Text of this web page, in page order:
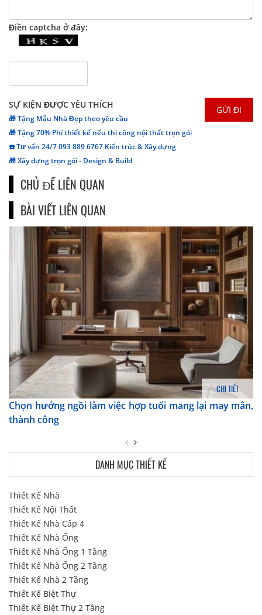
Điền captcha ở đây:
SỰ KIỆN ĐƯỢC YÊU THÍCH
🎁 Tặng Mẫu Nhà Đẹp theo yêu cầu
🎁 Tặng 70% Phí thiết kế nếu thi công nội thất trọn gói
☎️ Tư vấn 24/7 093 889 6767 Kiến trúc & Xây dựng
🎁 Xây dựng trọn gói - Design & Build
CHỦ ĐỀ LIÊN QUAN
BÀI VIẾT LIÊN QUAN
CHI TIẾT
Chọn hướng ngồi làm việc hợp tuổi mang lại may mắn,
thành công
DANH MỤC THIẾT KẾ
Thiết Kế Nhà
Thiết Kế Nội Thất
Thiết Kế Nhà Cấp 4
Thiết Kế Nhà Ống
Thiết Kế Nhà Ống 1 Tầng
Thiết Kế Nhà Ống 2 Tầng
Thiết Kế Nhà 2 Tầng
Thiết Kế Biệt Thự
Thiết Kế Biệt Thự 2 Tầng